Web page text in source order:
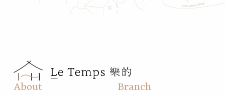
About Branch